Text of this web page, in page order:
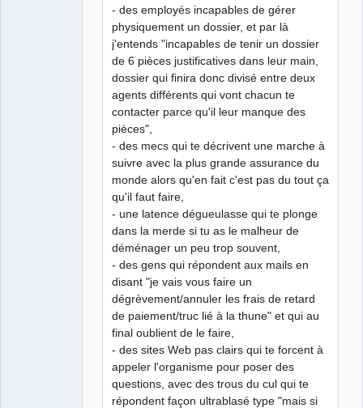
- des employés incapables de gérer
physiquement un dossier, et par là
j'entends "incapables de tenir un dossier
de 6 pièces justificatives dans leur main,
dossier qui finira donc divisé entre deux
agents différents qui vont chacun te
contacter parce qu'il leur manque des
pièces",
- des mecs qui te décrivent une marche à
suivre avec la plus grande assurance du
monde alors qu'en fait c'est pas du tout ça
qu'il faut faire,
- une latence dégueulasse qui te plonge
dans la merde si tu as le malheur de
déménager un peu trop souvent,
- des gens qui répondent aux mails en
disant "je vais vous faire un
dégrèvement/annuler les frais de retard
de paiement/truc lié à la thune" et qui au
final oublient de le faire,
- des sites Web pas clairs qui te forcent à
appeler l'organisme pour poser des
questions, avec des trous du cul qui te
répondent façon ultrablasé type "mais si